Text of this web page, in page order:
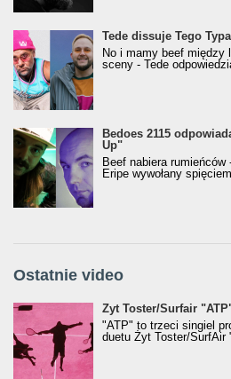
Tede dissuje Tego
No i mamy beef między
sceny - Tede
Bedoes 2115
Up"
Beef nabiera
Eripe wywołany
Ostatnie video
Żyt Toster/SurfAir - ATP
Żyt Toster/Surfair
"ATP" to trzeci singiel
duetu Żyt Toster/SurfAir